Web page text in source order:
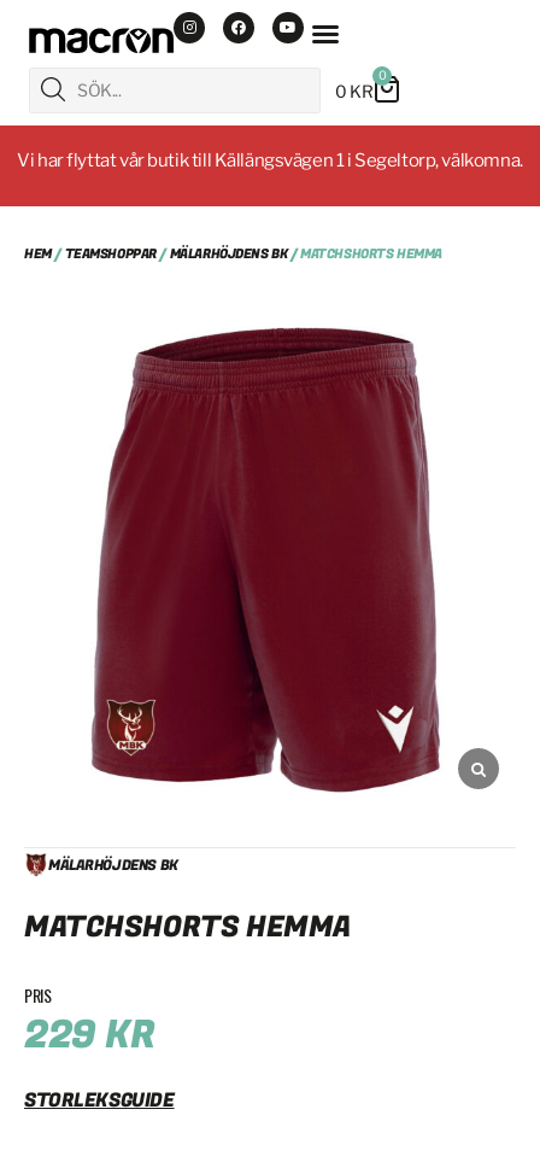
0 KR
0
Vi har flyttat vår butik till Källängsvägen 1 i Segeltorp, välkomna.
HEM/TEAMSHOPPAR/MÄLARHÖJDENS BK/ MATCHSHORTS HEMMA
MÄLARHÖJDENS BK
MATCHSHORTS HEMMA
229KR
STORLEKSGUIDE